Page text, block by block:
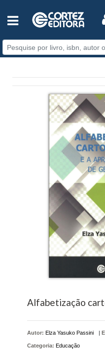
Alfabetização
Autor: Elza Yasuko Passini |
Categoria: Educação